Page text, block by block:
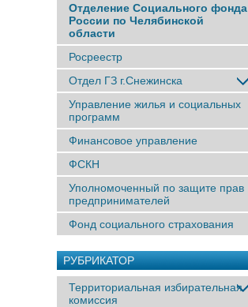
Отделение Социального фонда
России по Челябинской
области
Росреестр
Отдел ГЗ г.Снежинска
Управление жилья и социальных
программ
Финансовое управление
ФСКН
Уполномоченный по защите прав
предпринимателей
Фонд социального страхования
РУБРИКАТОР
Территориальная избирательная
комиссия